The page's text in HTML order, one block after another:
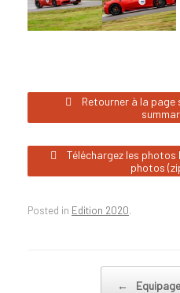
Retourner à la
Téléchargez les photos
photos
Posted in Edition 2020.
←